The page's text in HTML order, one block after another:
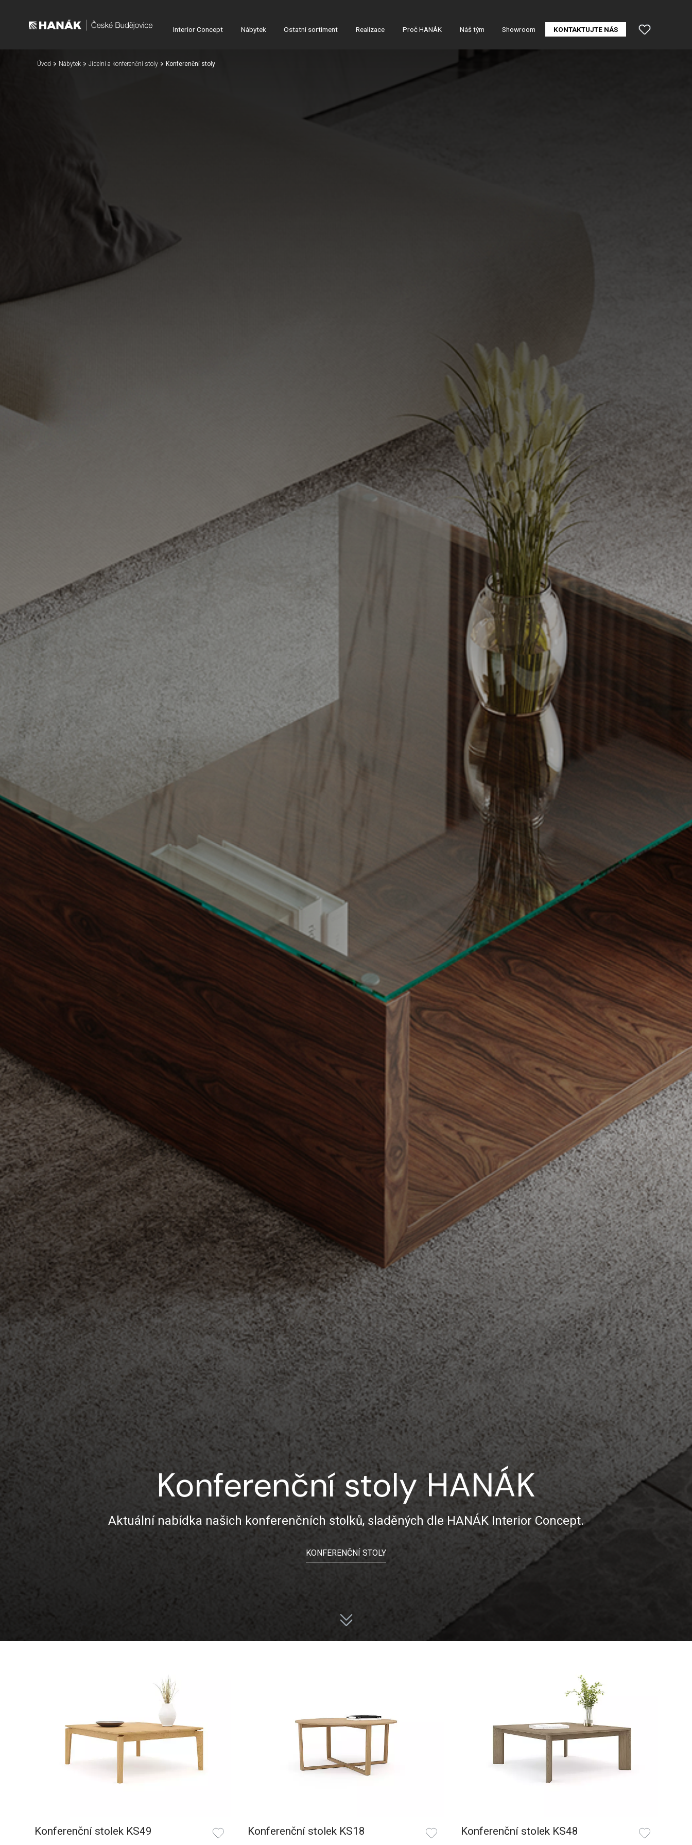
Interior Concept Nábytek Ostatní sortiment Realizace Proč HANÁK Náš tým Showroom KONTAKTUJTE NÁS
Úvod Nábytek Jídelní a konferenční stoly Konferenční stoly
Konferenční stoly HANÁK
Aktuální nabídka našich konferenčních stolků, sladěných dle HANÁK Interior Concept.
KONFERENČNÍ STOLY
Konferenční stolek KS49 Konferenční stolek KS18 Konferenční stolek KS48